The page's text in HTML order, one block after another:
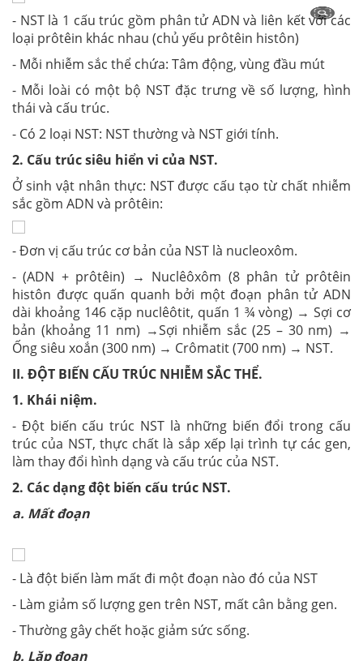
- NST là 1 cấu trúc gồm phân tử ADN và liên kết với các
loại prôtêin khác nhau (chủ yếu prôtêin histôn)
- Mỗi nhiễm sắc thể chứa: Tâm động, vùng đầu mút
- Mỗi loài có một bộ NST đặc trưng về số lượng, hình
thái và cấu trúc.
- Có 2 loại NST: NST thường và NST giới tính.
2. Cấu trúc siêu hiển vi của NST.
Ở sinh vật nhân thực: NST được cấu tạo từ chất nhiễm
sắc gồm ADN và prôtêin:
- Đơn vị cấu trúc cơ bản của NST là nucleoxôm.
- (ADN + prôtêin) → Nuclêôxôm (8 phân tử prôtêin
histôn được quấn quanh bởi một đoạn phân tử ADN
dài khoảng 146 cặp nuclêôtit, quấn 1 ¾ vòng) → Sợi cơ
bản (khoảng 11 nm) →Sợi nhiễm sắc (25 – 30 nm) →
Ống siêu xoắn (300 nm) → Crômatit (700 nm) → NST.
II. ĐỘT BIẾN CẤU TRÚC NHIỄM SẮC THỂ.
1. Khái niệm.
- Đột biến cấu trúc NST là những biến đổi trong cấu
trúc của NST, thực chất là sắp xếp lại trình tự các gen,
làm thay đổi hình dạng và cấu trúc của NST.
2. Các dạng đột biến cấu trúc NST.
a. Mất đoạn
- Là đột biến làm mất đi một đoạn nào đó của NST
- Làm giảm số lượng gen trên NST, mất cân bằng gen.
- Thường gây chết hoặc giảm sức sống.
b. Lặp đoạn